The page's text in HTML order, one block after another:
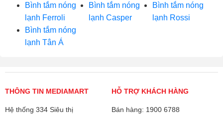
Bình tắm nóng
lạnh Ferroli
Bình tắm nóng
lạnh Casper
Bình tắm nóng
lạnh Rossi
Bình tắm nóng
lạnh Tân Á
THÔNG TIN MEDIAMART
Hệ thống 334 Siêu thị
HỖ TRỢ KHÁCH HÀNG
Bán hàng: 1900 6788